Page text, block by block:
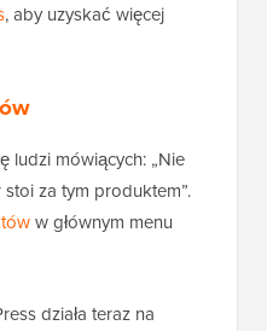
, aby uzyskać więcej
ludzi mówiących: „Nie
stoi za tym produktem”.
w głównym menu
działa teraz na